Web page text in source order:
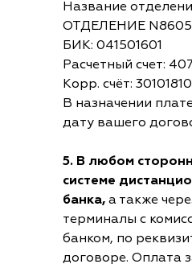
Название
ОТДЕЛЕНИЕ
БИК: 041501601
Расчетный счет:
Корр. счёт:
В назначении
дату вашего
5. В любом
системе
банка, а также
терминалы с
банком, по
договоре. Оплата